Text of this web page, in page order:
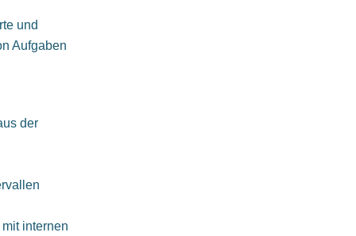
und
Aufgaben
der
internen